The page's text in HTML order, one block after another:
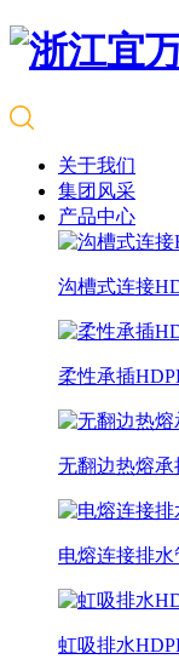
关于我们
集团风采
产品中心
沟槽式连接
柔性承插
无翻边热熔
电熔连接排
虹吸排水